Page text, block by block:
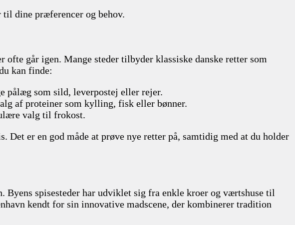
dine præferencer og behov.
går igen. Mange steder tilbyder klassiske danske retter som
kan finde:
pålæg som sild, leverpostej eller rejer.
af proteiner som kylling, fisk eller bønner.
valg til frokost.
er en god måde at prøve nye retter på, samtidig med at du holder
spisesteder har udviklet sig fra enkle kroer og værtshuse til
kendt for sin innovative madscene, der kombinerer tradition